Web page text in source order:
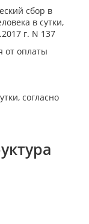
сбор в
в сутки,
г. N 137
от оплаты
согласно